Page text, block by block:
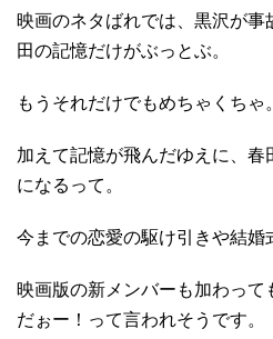
映画のネタばれでは、黒沢が
田の記憶だけがぶっとぶ。
もうそれだけでもめちゃくちゃ。
加えて記憶が飛んだゆえに、
になるって。
今までの恋愛の駆け引きや結婚
映画版の新メンバーも加わっ
だぉー！って言われそうです。